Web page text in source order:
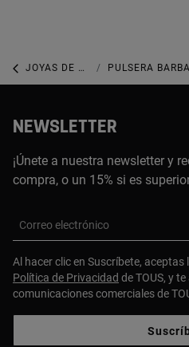
JOYAS DE PLATA 925 PULSERA
NEWSLETTER
¡Únete a nuestra newsletter y
compra, o un 15% si es
Correo electrónico
Al hacer clic en Suscríbete, aceptas
Política de Privacidad de TOUS, y
comunicaciones comerciales de